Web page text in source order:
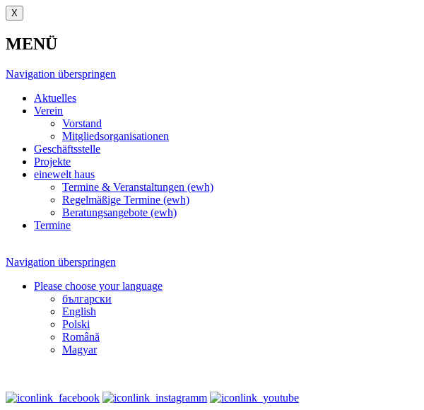
X
MENÜ
Navigation überspringen
Aktuelles
Verein
Vorstand
Mitgliedsorganisationen
Geschäftsstelle
Projekte
einewelt haus
Termine & Veranstaltungen (ewh)
Regelmäßige Termine (ewh)
Beratungsangebote (ewh)
Termine
Navigation überspringen
Please choose your language
български
English
Polski
Română
Magyar